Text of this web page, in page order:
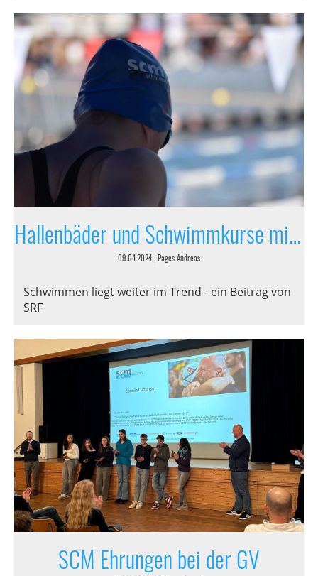
Hallenbäder und Schwimmkurse mit viel Auftrieb
09.04.2024, Pages Andreas
Schwimmen liegt weiter im Trend - ein Beitrag von
SRF
SCM Ehrungen bei der GV